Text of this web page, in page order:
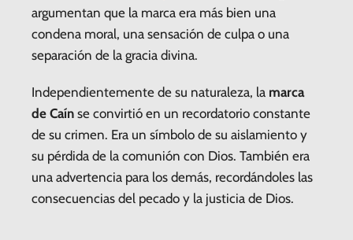
argumentan que la marca era más bien una
condena moral, una sensación de culpa o una
separación de la gracia divina.
Independientemente de su naturaleza, la marca
de Caín se convirtió en un recordatorio constante
de su crimen. Era un símbolo de su aislamiento y
su pérdida de la comunión con Dios. También era
una advertencia para los demás, recordándoles las
consecuencias del pecado y la justicia de Dios.